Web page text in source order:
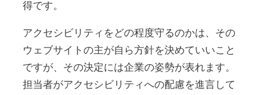
得です。
アクセシビリティをどの程度守るのかは、その
ウェブサイトの主が自ら方針を決めていいこと
ですが、その決定には企業の姿勢が表れます。
担当者がアクセシビリティへの配慮を進言して